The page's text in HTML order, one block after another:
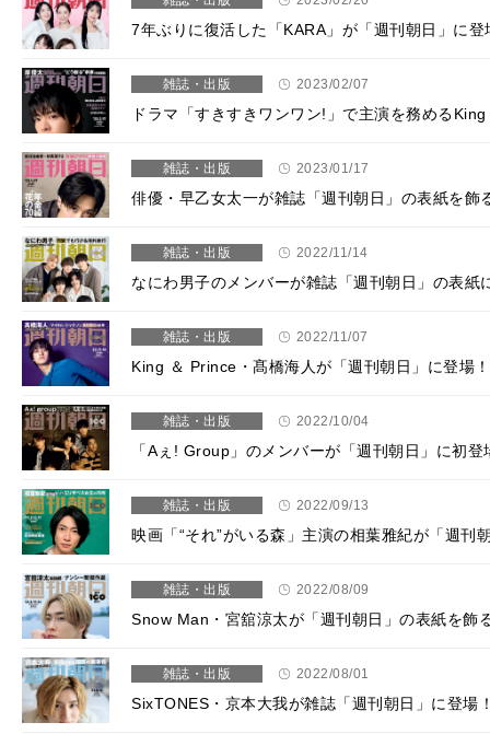
7年ぶりに復活した「KARA」が「週刊朝日」に
雑誌・出版 2023/02/07
ドラマ「すきすきワンワン!」で主演を務める
雑誌・出版 2023/01/17
俳優・早乙女太一が雑誌「週刊朝日」の表紙を
雑誌・出版 2022/11/14
なにわ男子のメンバーが雑誌「週刊朝日」の表
雑誌・出版 2022/11/07
King ＆ Prince・髙橋海人が「週刊朝日」に登場
雑誌・出版 2022/10/04
「Aぇ! Group」のメンバーが「週刊朝日」に初
雑誌・出版 2022/09/13
映画「“それ”がいる森」主演の相葉雅紀が「週
雑誌・出版 2022/08/09
Snow Man・宮舘涼太が「週刊朝日」の表紙を
雑誌・出版 2022/08/01
SixTONES・京本大我が雑誌「週刊朝日」に登